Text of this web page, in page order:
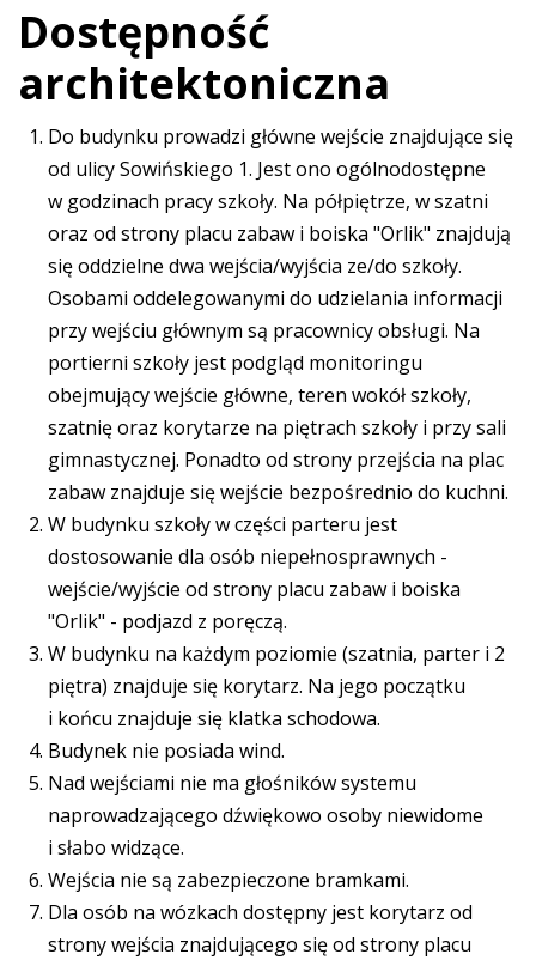
Dostępność
architektoniczna
Do budynku prowadzi główne wejście znajdujące się
od ulicy Sowińskiego 1. Jest ono ogólnodostępne
w godzinach pracy szkoły. Na półpiętrze, w szatni
oraz od strony placu zabaw i boiska "Orlik" znajdują
się oddzielne dwa wejścia/wyjścia ze/do szkoły.
Osobami oddelegowanymi do udzielania informacji
przy wejściu głównym są pracownicy obsługi. Na
portierni szkoły jest podgląd monitoringu
obejmujący wejście główne, teren wokół szkoły,
szatnię oraz korytarze na piętrach szkoły i przy sali
gimnastycznej. Ponadto od strony przejścia na plac
zabaw znajduje się wejście bezpośrednio do kuchni.
W budynku szkoły w części parteru jest
dostosowanie dla osób niepełnosprawnych -
wejście/wyjście od strony placu zabaw i boiska
"Orlik" - podjazd z poręczą.
W budynku na każdym poziomie (szatnia, parter i 2
piętra) znajduje się korytarz. Na jego początku
i końcu znajduje się klatka schodowa.
Budynek nie posiada wind.
Nad wejściami nie ma głośników systemu
naprowadzającego dźwiękowo osoby niewidome
i słabo widzące.
Wejścia nie są zabezpieczone bramkami.
Dla osób na wózkach dostępny jest korytarz od
strony wejścia znajdującego się od strony placu